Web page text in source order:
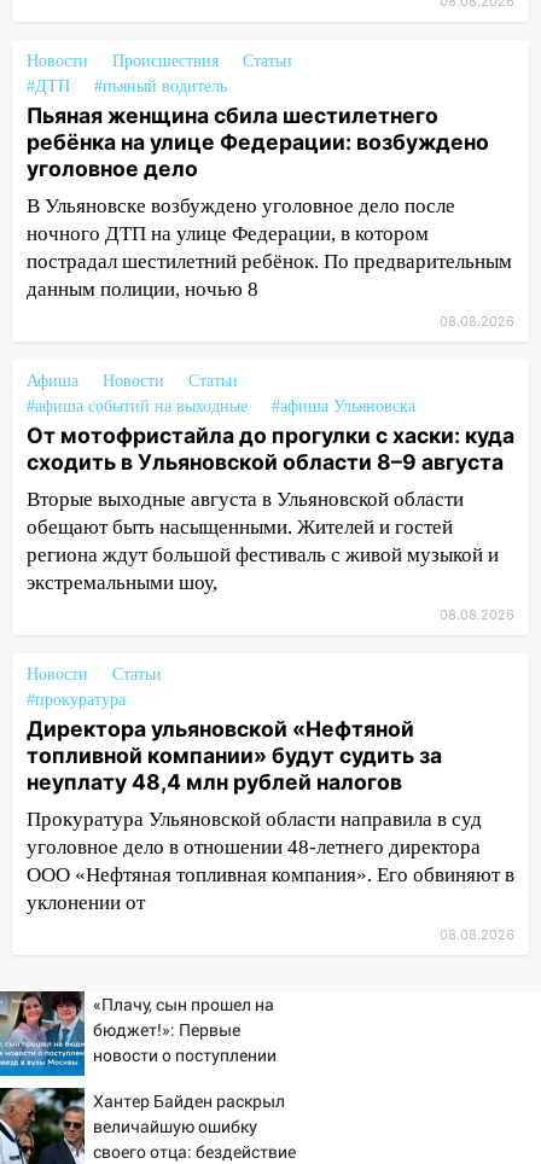
Ульяновск: дерево рухнуло на дом на
Орджоникидзе
13:47 На Нижней Террасе мощным
ветром вырвало дерево с корнем
13:46 Сильный ветер сорвал крышу с
СТО на проспекте Созидателей
13:35 Непогода продолжает бить по
транспорту: в Ульяновске трамвай
13:22
дороги в Ульяновске: фото
13:17 Непогода в Ульяновске не
закончится сегодня: сильные ливни
сохранятся 9 августа
13:15 Трижды «брал в долг» без спроса:
житель Вешкаймского района похитил у
знакомого 191 тысячу рублей
13:12 Дерево пробило крышу дома на
Новгородской в Ульяновске и рухнуло
на электрощит
13:10
В Заволжском районе дерево
упало во дворе
13:08 Ураган ударил по Ульяновску:
сорванные крыши, поваленные деревья,
затопленные улицы и остановившиеся
12:17
Ульяновск накрыл крупный град:
после ливня город снова уходит под
воду
12:12
Прокуратура взяла на контроль
ДТП с шестилетним ребёнком на улице
Федерации
Новости Происшествия
Статьи
#ДТП
#пьяный водитель
Пьяная женщина сбила шестилетнего
ребёнка на улице Федерации: возбуждено
уголовное дело
В Ульяновске возбуждено уголовное дело после
ночного ДТП на улице Федерации, в котором
пострадал шестилетний ребёнок. По предварительным
данным полиции, ночью 8
08.08.2026
Афиша Новости
Статьи
#афиша событий на выходные
#афиша Ульяновска
От мотофристайла до прогулки с хаски: куда
сходить в Ульяновской области 8–9 августа
Вторые выходные августа в Ульяновской области
обещают быть насыщенными. Жителей и гостей
региона ждут большой фестиваль с живой музыкой и
экстремальными шоу,
08.08.2026
Новости
Статьи
#прокуратура
Директора ульяновской «Нефтяной
топливной компании» будут судить за
неуплату 48,4 млн рублей налогов
Прокуратура Ульяновской области направила в суд
уголовное дело в отношении 48-летнего директора
ООО «Нефтяная топливная компания». Его обвиняют в
уклонении от
08.08.2026
«Плачу, сын прошел на
бюджет!»: Первые
новости о поступлении
Москвы
Хантер Байден раскрыл
величайшую ошибку
своего отца: бездействие